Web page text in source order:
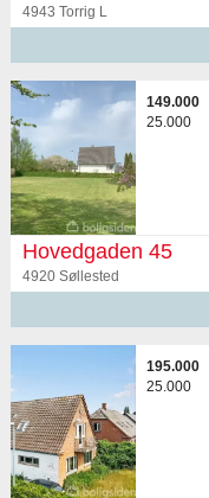
4943 Torrig L
149.000
25.000
Hovedgaden 45
4920 Søllested
195.000
25.000